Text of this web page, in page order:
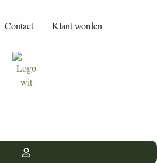
Contact Klant worden